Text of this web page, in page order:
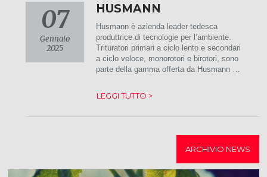
07
Gennaio
2025
HUSMANN
Husmann è azienda leader tedesca
produttrice di tecnologie per l’ambiente.
Trituratori primari a ciclo lento e secondari
a ciclo veloce, monorotori e birotori, sono
parte della gamma offerta da Husmann …
LEGGI TUTTO >
ARCHIVIO NEWS